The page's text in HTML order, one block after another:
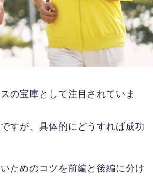
の宝庫として注目されていま
すが、具体的にどうすれば成功
ためのコツを前編と後編に分け